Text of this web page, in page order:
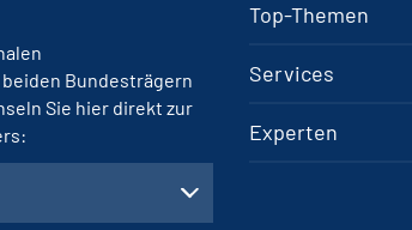
Top-Themen
Services
Experten
Bundesträgern
Sie hier direkt zur